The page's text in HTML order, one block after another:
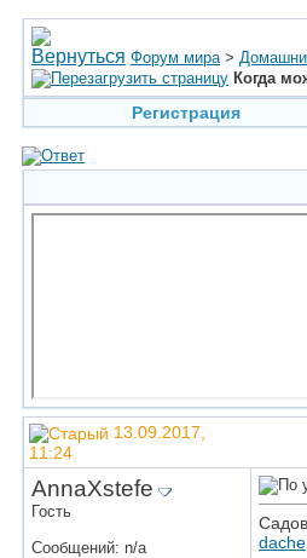
Форум мира >
Когда
Регистрация
13.09.2017,
11:24
AnnaXstefe
Гость
Сообщений: n/a
dache